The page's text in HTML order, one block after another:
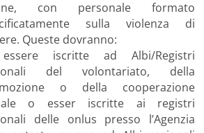
con personale formato
sulla violenza di
Queste dovranno:
iscritte ad Albi/Registri
del volontariato, della
o della cooperazione
o esser iscritte ai registri
delle onlus presso l’Agenzia